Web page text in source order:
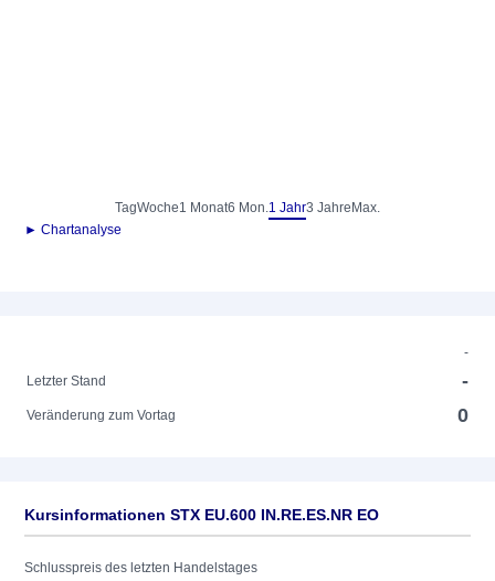
TagWoche1 Monat6 Mon.1 Jahr3 Jahre Max.
► Chartanalyse
-
Letzter Stand
-
Veränderung zum Vortag 0
Kursinformationen STX EU.600 IN.RE.ES.NR EO
Schlusspreis des letzten Handelstages